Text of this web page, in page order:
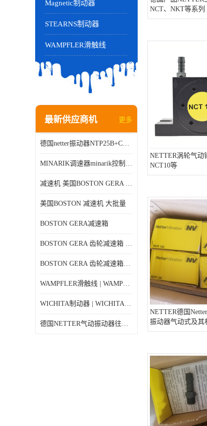
Magnetic制动器
STEARNS制动器
WAMPFLER滑触线
最新供应商机 更多
德国netter振动器NTP25B+C进口品质现货销售
MINARIK调速器minarik控制器Minarik驱动器
减速机 美国BOSTON GERA 批量销售
美国BOSTON 减速机 大批量
BOSTON GERA减速箱
BOSTON GERA 齿轮减速箱 F710-40-B4-G
BOSTON GERA 齿轮减速箱F710-5-B4-J
WAMPFLER滑触线 | WAMPFLER碳刷进口特价
WICHITA制动器 | WICHITA离合器产品价格
德国NETTER气动振动器往复式NTK 18AL
NCT、NKT等系列
NETTER涡轮气动
NCT10等
NETTER德国
振动器气动式及其